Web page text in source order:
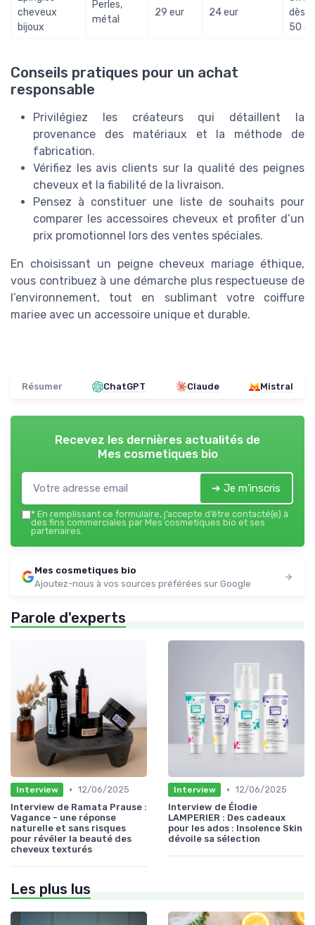
cheveux
bijoux
Perles,
métal
29 eur 24 eur
dès
50
Conseils pratiques pour un achat
responsable
Privilégiez les créateurs qui détaillent la
provenance des matériaux et la méthode de
fabrication.
Vérifiez les avis clients sur la qualité des peignes
cheveux et la fiabilité de la livraison.
Pensez à constituer une liste de souhaits pour
comparer les accessoires cheveux et profiter d’un
prix promotionnel lors des ventes spéciales.
En choisissant un peigne cheveux mariage éthique,
vous contribuez à une démarche plus respectueuse de
l’environnement, tout en sublimant votre coiffure
mariee avec un accessoire unique et durable.
Résumer ChatGPT Claude Mistral
Recevez les dernières actualités de
Mes cosmetiques bio
➔ Je m'inscris
* En remplissant ce formulaire, j’accepte d’être contacté(e) à
des fins commerciales par Mes cosmetiques bio et ses
partenaires.
Mes cosmetiques bio
Ajoutez-nous à vos sources préférées sur Google
Parole d'experts
Interview • 12/06/2025
Interview de Ramata Prause :
Vagance - une réponse
naturelle et sans risques
pour révéler la beauté des
cheveux texturés
Interview • 12/06/2025
Interview de Élodie
LAMPERIER : Des cadeaux
pour les ados : Insolence Skin
dévoile sa sélection
Les plus lus